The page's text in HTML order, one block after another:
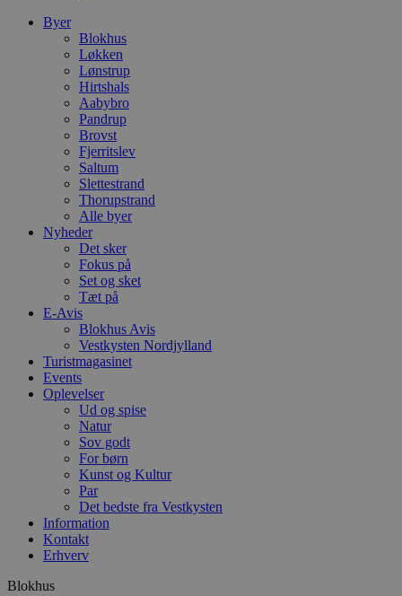
Byer
Blokhus
Løkken
Lønstrup
Hirtshals
Aabybro
Pandrup
Brovst
Fjerritslev
Saltum
Slettestrand
Thorupstrand
Alle byer
Nyheder
Det sker
Fokus på
Set og sket
Tæt på
E-Avis
Blokhus Avis
Vestkysten Nordjylland
Turistmagasinet
Events
Oplevelser
Ud og spise
Natur
Sov godt
For børn
Kunst og Kultur
Par
Det bedste fra Vestkysten
Information
Kontakt
Erhverv
Blokhus